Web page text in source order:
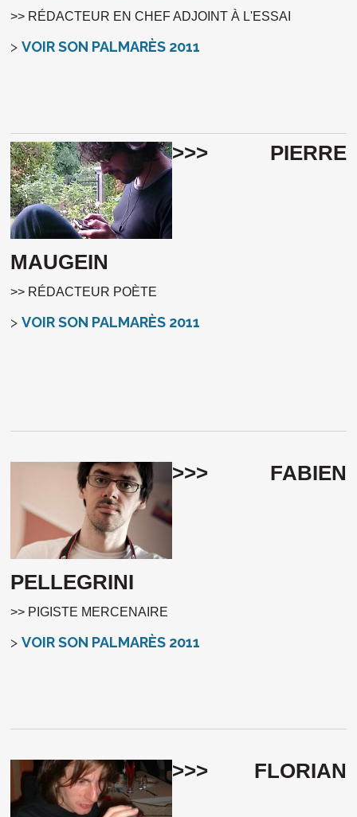
>> RÉDACTEUR EN CHEF ADJOINT À L'ESSAI
>VOIR SON PALMARÈS 2011
>>> PIERRE
MAUGEIN
>> RÉDACTEUR POÈTE
>VOIR SON PALMARÈS 2011
>>> FABIEN
PELLEGRINI
>> PIGISTE MERCENAIRE
>VOIR SON PALMARÈS 2011
>>> FLORIAN